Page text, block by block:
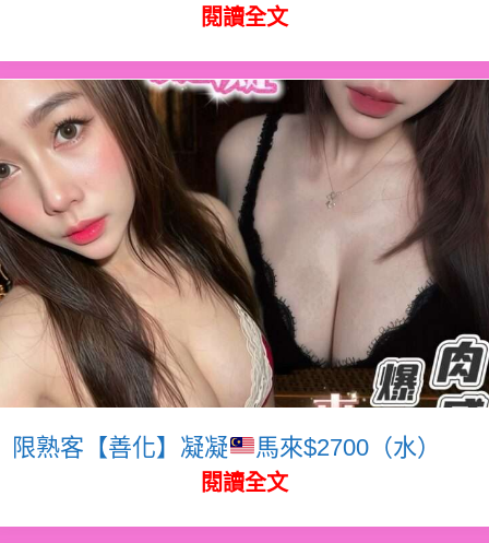
閱讀全文
限熟客【善化】凝凝 馬來$2700（水）
閱讀全文